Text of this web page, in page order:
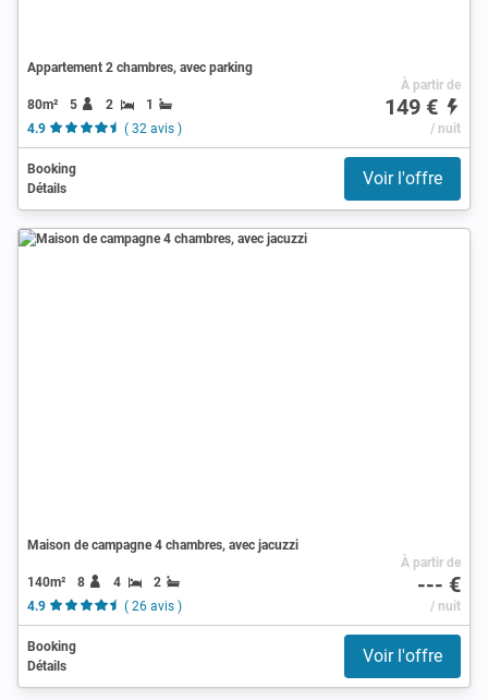
Appartement 2 chambres, avec parking
80m² 5 2
1
4.9
( 32 avis )
À partir de
149 €
/ nuit
Booking
Détails
Voir l'offre
Maison de campagne 4 chambres, avec jacuzzi
140m² 8 4
2
4.9
( 26 avis )
À partir de
--- €
/ nuit
Booking
Détails
Voir l'offre